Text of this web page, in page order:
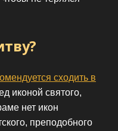
сходить в
иконой святого,
нет икон
преподобного